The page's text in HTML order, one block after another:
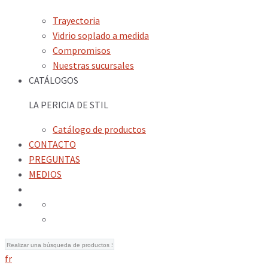
Trayectoria
Vidrio soplado a medida
Compromisos
Nuestras sucursales
CATÁLOGOS
LA PERICIA DE STIL
Catálogo de productos
CONTACTO
PREGUNTAS
MEDIOS
fr